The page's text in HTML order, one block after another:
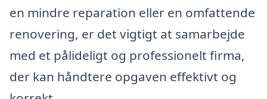
en mindre reparation eller en omfattende
renovering, er det vigtigt at samarbejde
med et pålideligt og professionelt firma,
der kan håndtere opgaven effektivt og